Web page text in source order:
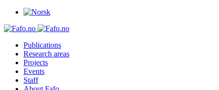
Publications
Research areas
Projects
Events
Staff